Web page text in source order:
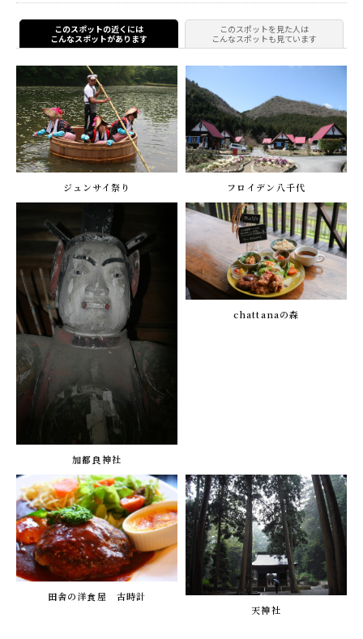
このスポットの近くには
こんなスポットがあります
このスポットを見た人は
こんなスポットも見ています
ジュンサイ祭り フロイデン八千代
加都良神社
chattanaの森
田舎の洋食屋 古時計
天神社